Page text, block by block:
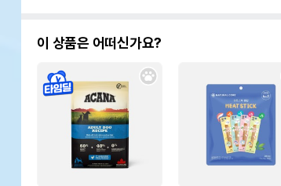
이 상품은 어떠신가요?